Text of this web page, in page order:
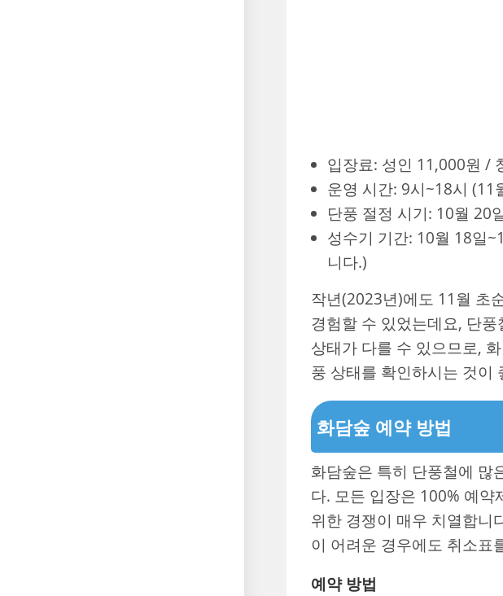
입장료: 성인 11,000원 /
운영 시간: 9시~18시 (11
단풍 절정 시기: 10월 20
성수기 기간: 10월 18일
니다.)
작년(2023년)에도 11월 초
경험할 수 있었는데요, 단
상태가 다를 수 있으므로,
풍 상태를 확인하시는 것이
화담숲 예약 방법
화담숲은 특히 단풍철에 많
다. 모든 입장은 100% 예약
위한 경쟁이 매우 치열합니
이 어려운 경우에도 취소표
예약 방법